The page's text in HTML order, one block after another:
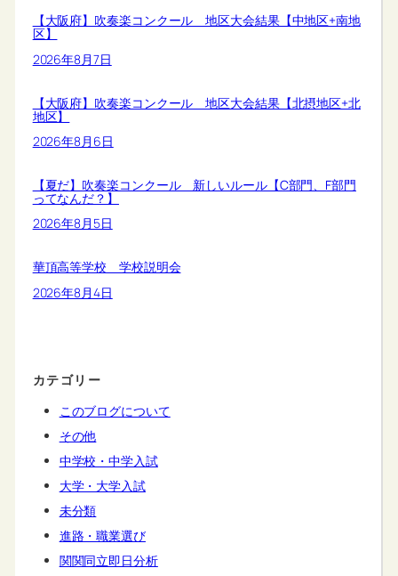
【大阪府】吹奏楽コンクール 地区大会結果【中地区+南地
区】
2026年8月7日
【大阪府】吹奏楽コンクール 地区大会結果【北摂地区+北
地区】
2026年8月6日
【夏だ】吹奏楽コンクール 新しいルール【C部門、F部門
ってなんだ？】
2026年8月5日
華頂高等学校 学校説明会
2026年8月4日
カテゴリー
このブログについて
その他
中学校・中学入試
大学・大学入試
未分類
進路・職業選び
関関同立即日分析